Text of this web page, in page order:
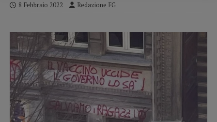
8 Febbraio 2022 Redazione FG